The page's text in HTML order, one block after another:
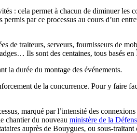
: cela permet à chacun de diminuer les
par ce processus au cours d’un
de traiteurs, serveurs, fournisseurs de
Ils sont des centaines, tous basés en
la durée du montage des événements.
de la concurrence. Pour y faire
marqué par l’intensité des
chantier du nouveau ministère de la
auprès de Bouygues, ou sous-